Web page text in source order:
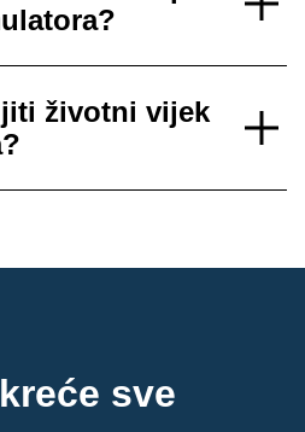
životni vijek
sve